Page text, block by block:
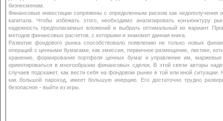
бизнесменам.
Финансовые инвестиции сопряжены с определенным риском как недополучения
капитала. Чтобы избежать этого, необходимо анализировать конъюнктуру
надежность предполагаемых вложений и выбрать оптимальный их вариант.
методов финансовых расчетов, с которыми и знакомит данная книга.
Развитие фондового рынка способствовало появлению не только новых
операций с ценными бумагами, как эмиссия, первичное размещение, листинг,
хранение, формирование портфеля ценных бумаг и управление им,
ориентироваться в многообразии финансовых сделок. В этой связи авторы
случаев подскажет, как вести себя на фондовом рынке в той или иной
как большой пароход, имеет большую инерцию. Его достаточно трудно
безопасное - выйти из игры.